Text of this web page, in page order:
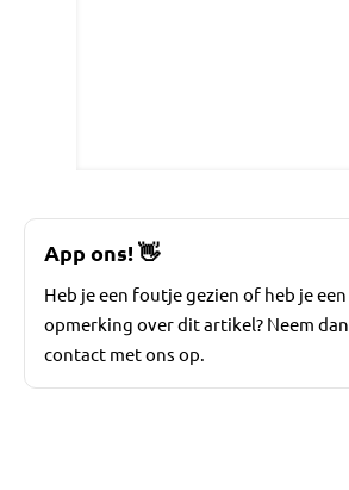
App ons!👋
Heb je een foutje gezien of heb je een
opmerking over dit artikel? Neem dan
contact met ons op.